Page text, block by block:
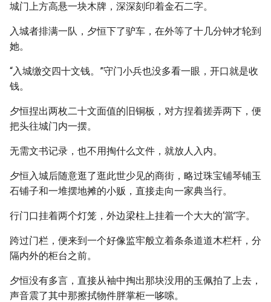
城门上方高悬一块木牌，深深刻印着金石二字。
入城者排满一队，夕恒下了驴车，在外等了十几分钟才轮到
她。
“入城缴交四十文钱。”守门小兵也没多看一眼，开口就是收
钱。
夕恒捏出两枚二十文面值的旧铜板，对方捏着搓弄两下，便
把头往城门内一摆。
无需文书记录，也不用掏什么文件，就放人入内。
夕恒入城后随意逛了逛此世少见的商街，略过珠宝铺琴铺玉
石铺子和一堆摆地摊的小贩，直接走向一家典当行。
行门口挂着两个灯笼，外边梁柱上挂着一个大大的‘當’字。
跨过门栏，便来到一个好像监牢般立着条条道道木栏杆，分
隔内外的柜台之前。
夕恒没有多言，直接从袖中掏出那块没用的玉佩拍了上去，
声音震了其中那擦拭物件胖掌柜一哆嗦。